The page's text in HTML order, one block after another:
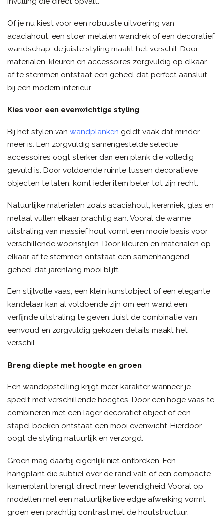
Of je nu kiest voor een robuuste uitvoering van
acaciahout, een stoer metalen wandrek of een decoratief
wandschap, de juiste styling maakt het verschil. Door
materialen, kleuren en accessoires zorgvuldig op elkaar
af te stemmen ontstaat een geheel dat perfect aansluit
bij een modern interieur.
Kies voor een evenwichtige styling
Bij het stylen van wandplanken geldt vaak dat minder
meer is. Een zorgvuldig samengestelde selectie
accessoires oogt sterker dan een plank die volledig
gevuld is. Door voldoende ruimte tussen decoratieve
objecten te laten, komt ieder item beter tot zijn recht.
Natuurlijke materialen zoals acaciahout, keramiek, glas en
metaal vullen elkaar prachtig aan. Vooral de warme
uitstraling van massief hout vormt een mooie basis voor
verschillende woonstijlen. Door kleuren en materialen op
elkaar af te stemmen ontstaat een samenhangend
geheel dat jarenlang mooi blijft.
Een stijlvolle vaas, een klein kunstobject of een elegante
kandelaar kan al voldoende zijn om een wand een
verfijnde uitstraling te geven. Juist de combinatie van
eenvoud en zorgvuldig gekozen details maakt het
verschil.
Breng diepte met hoogte en groen
Een wandopstelling krijgt meer karakter wanneer je
speelt met verschillende hoogtes. Door een hoge vaas te
combineren met een lager decoratief object of een
stapel boeken ontstaat een mooi evenwicht. Hierdoor
oogt de styling natuurlijk en verzorgd.
Groen mag daarbij eigenlijk niet ontbreken. Een
hangplant die subtiel over de rand valt of een compacte
kamerplant brengt direct meer levendigheid. Vooral op
modellen met een natuurlijke live edge afwerking vormt
groen een prachtig contrast met de houtstructuur.